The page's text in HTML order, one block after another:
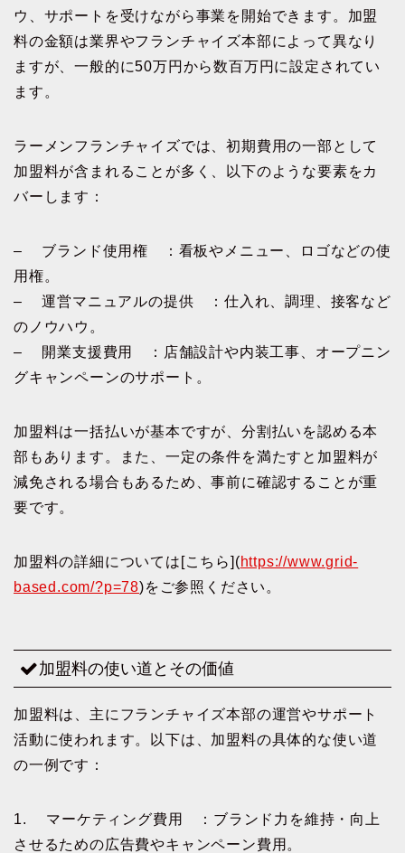
ウ、サポートを受けながら事業を開始できます。加盟
料の金額は業界やフランチャイズ本部によって異なり
ますが、一般的に50万円から数百万円に設定されてい
ます。
ラーメンフランチャイズでは、初期費用の一部として
加盟料が含まれることが多く、以下のような要素をカ
バーします：
– ブランド使用権 ：看板やメニュー、ロゴなどの使
用権。
– 運営マニュアルの提供 ：仕入れ、調理、接客など
のノウハウ。
– 開業支援費用 ：店舗設計や内装工事、オープニン
グキャンペーンのサポート。
加盟料は一括払いが基本ですが、分割払いを認める本
部もあります。また、一定の条件を満たすと加盟料が
減免される場合もあるため、事前に確認することが重
要です。
加盟料の詳細については[こちら](https://www.grid-
based.com/?p=78)をご参照ください。
加盟料の使い道とその価値
加盟料は、主にフランチャイズ本部の運営やサポート
活動に使われます。以下は、加盟料の具体的な使い道
の一例です：
1. マーケティング費用 ：ブランド力を維持・向上
させるための広告費やキャンペーン費用。